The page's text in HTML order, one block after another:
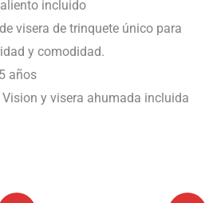
incluido
visera de trinquete único para
y comodidad.
años
y visera ahumada incluida